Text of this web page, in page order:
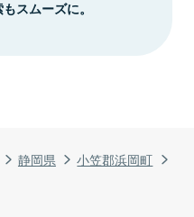
静岡県
小笠郡浜岡町
スムーズに。